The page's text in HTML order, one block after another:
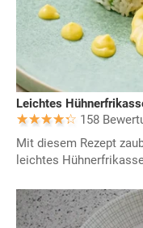
Leichtes
158
Mit diesem Rezept
leichtes